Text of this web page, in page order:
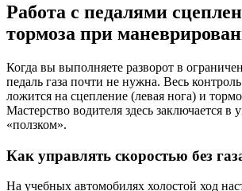
Работа с педалями
тормоза при
Когда вы выполняете разворот в
педаль газа почти не нужна. Весь
ложится на сцепление (левая нога) и
Мастерство водителя здесь заключается в
«ползком».
Как управлять скоростью без
На учебных автомобилях холостой ход